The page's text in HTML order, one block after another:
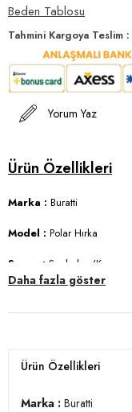
Beden Tablosu
Tahmini Kargoya Teslim :
Yorum Yaz
Marka : Buratti
Model : Polar Hırka
Sezon : Sonbahar/Kış
Daha fazla göster
Ürün Özellikleri
Marka : Buratti